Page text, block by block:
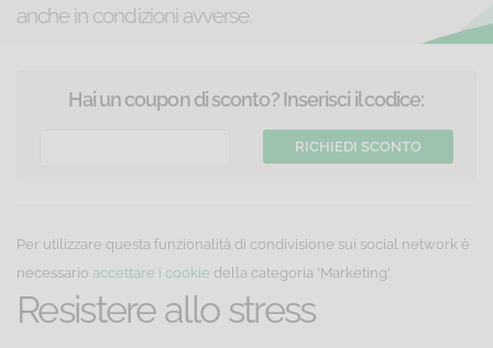
anche in condizioni avverse.
Hai un coupon di sconto? Inserisci il codice:
Per utilizzare questa funzionalità di condivisione sui social network è
necessario accettare i cookie della categoria 'Marketing'
Resistere allo stress